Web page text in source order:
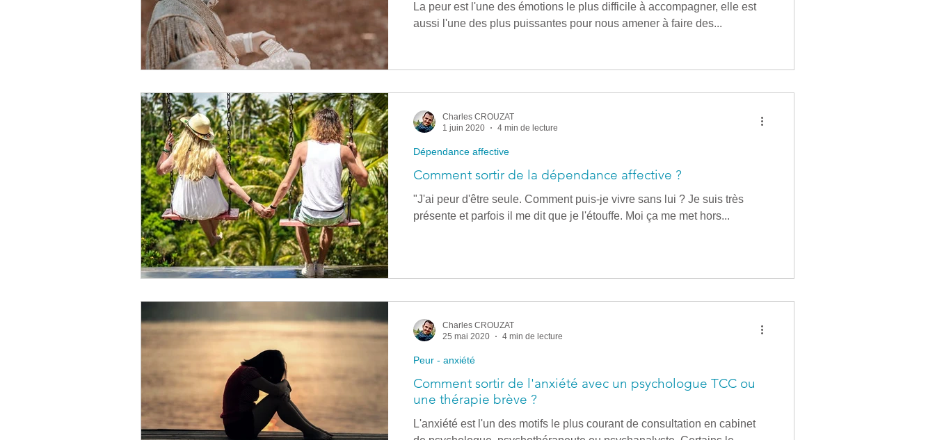
La peur est l'une des émotions le plus difficile à accompagner, elle est
aussi l'une des plus puissantes pour nous amener à faire des...
Comment sortir de la dépendance affective ?
"J'ai peur d'être seule. Comment puis-je vivre sans lui ? Je suis très
présente et parfois il me dit que je l'étouffe. Moi ça me met hors...
Dépendance affective
Charles CROUZAT
1 juin 2020
4 min de lecture
Comment sortir de l'anxiété avec un psychologue TCC ou
une thérapie brève ?
L'anxiété est l'un des motifs le plus courant de consultation en cabinet
Peur - anxiété
Charles CROUZAT
25 mai 2020
4 min de lecture